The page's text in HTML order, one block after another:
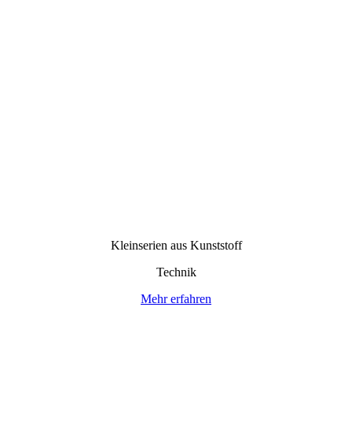
Kleinserien aus Kunststoff
Technik
Mehr erfahren